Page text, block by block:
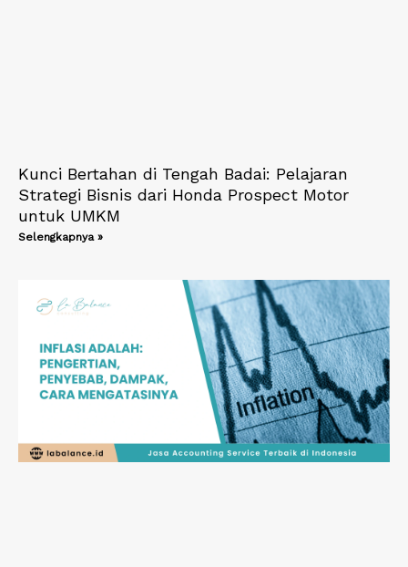
Kunci Bertahan di Tengah Badai: Pelajaran
Strategi Bisnis dari Honda Prospect Motor
untuk UMKM
Selengkapnya »